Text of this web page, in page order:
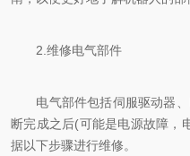
2.维修电气部件
电气部件包括伺服驱动器、
断完成之后(可能是电源故障，
据以下步骤进行维修。